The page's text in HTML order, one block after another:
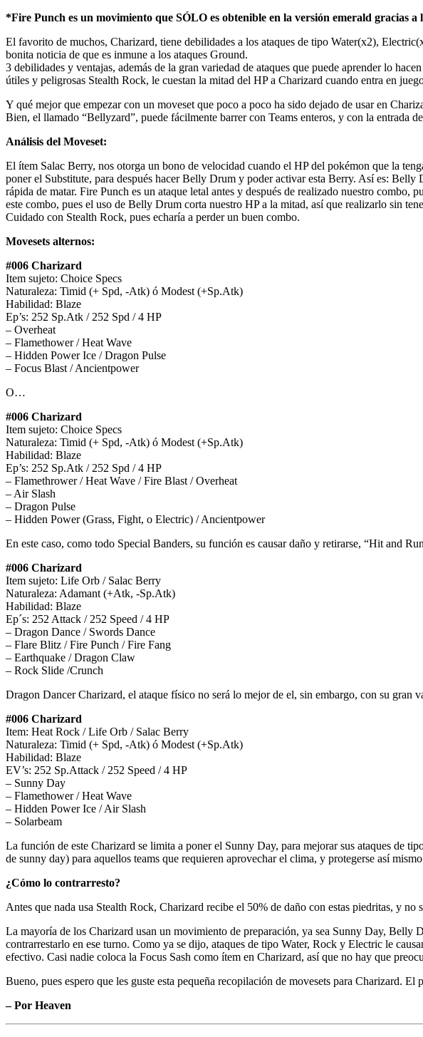
*Fire Punch es un movimiento que SÓLO es obtenible en la versión emerald gracias
El favorito de muchos, Charizard, tiene debilidades a los ataques de tipo Water(x2),
bonita noticia de que es inmune a los ataques Ground.
3 debilidades y ventajas, además de la gran variedad de ataques que puede aprender lo
útiles y peligrosas Stealth Rock, le cuestan la mitad del HP a Charizard cuando entra en
Y qué mejor que empezar con un moveset que poco a poco ha sido dejado de usar en
Bien, el llamado “Bellyzard”, puede fácilmente barrer con Teams enteros, y con la entrada
Análisis del Moveset:
El ítem Salac Berry, nos otorga un bono de velocidad cuando el HP del pokémon que la
poner el Substitute, para después hacer Belly Drum y poder activar esta Berry. Así es:
rápida de matar. Fire Punch es un ataque letal antes y después de realizado nuestro
este combo, pues el uso de Belly Drum corta nuestro HP a la mitad, así que realizarlo sin
Cuidado con Stealth Rock, pues echaría a perder un buen combo.
Movesets alternos:
#006 Charizard
Item sujeto: Choice Specs
Naturaleza: Timid (+ Spd, -Atk) ó Modest (+Sp.Atk)
Habilidad: Blaze
Ep’s: 252 Sp.Atk / 252 Spd / 4 HP
– Overheat
– Flamethower / Heat Wave
– Hidden Power Ice / Dragon Pulse
– Focus Blast / Ancientpower
O…
#006 Charizard
Item sujeto: Choice Specs
Naturaleza: Timid (+ Spd, -Atk) ó Modest (+Sp.Atk)
Habilidad: Blaze
Ep’s: 252 Sp.Atk / 252 Spd / 4 HP
– Flamethrower / Heat Wave / Fire Blast / Overheat
– Air Slash
– Dragon Pulse
– Hidden Power (Grass, Fight, o Electric) / Ancientpower
En este caso, como todo Special Banders, su función es causar daño y retirarse, “Hit and
#006 Charizard
Item sujeto: Life Orb / Salac Berry
Naturaleza: Adamant (+Atk, -Sp.Atk)
Habilidad: Blaze
Ep´s: 252 Attack / 252 Speed / 4 HP
– Dragon Dance / Swords Dance
– Flare Blitz / Fire Punch / Fire Fang
– Earthquake / Dragon Claw
– Rock Slide /Crunch
Dragon Dancer Charizard, el ataque físico no será lo mejor de el, sin embargo, con su gran
#006 Charizard
Item: Heat Rock / Life Orb / Salac Berry
Naturaleza: Timid (+ Spd, -Atk) ó Modest (+Sp.Atk)
Habilidad: Blaze
EV’s: 252 Sp.Attack / 252 Speed / 4 HP
– Sunny Day
– Flamethower / Heat Wave
– Hidden Power Ice / Air Slash
– Solarbeam
La función de este Charizard se limita a poner el Sunny Day, para mejorar sus ataques de
de sunny day) para aquellos teams que requieren aprovechar el clima, y protegerse así
¿Cómo lo contrarresto?
Antes que nada usa Stealth Rock, Charizard recibe el 50% de daño con estas piedritas, y
La mayoría de los Charizard usan un movimiento de preparación, ya sea Sunny Day, Belly
contrarrestarlo en ese turno. Como ya se dijo, ataques de tipo Water, Rock y Electric le
efectivo. Casi nadie coloca la Focus Sash como ítem en Charizard, así que no hay que
Bueno, pues espero que les guste esta pequeña recopilación de movesets para Charizard.
– Por Heaven